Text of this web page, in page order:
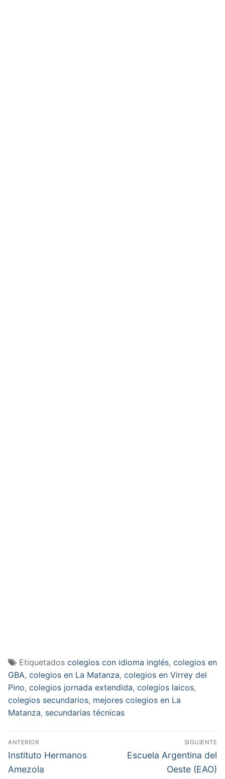
Etiquetados colegios con idioma inglés, colegios en
GBA, colegios en La Matanza, colegios en Virrey del
Pino, colegios jornada extendida, colegios laicos,
colegios secundarios, mejores colegios en La
Matanza, secundarias técnicas
Navegación
de
entradas
ANTERIOR
Entrada
anterior:
Instituto Hermanos
Amezola
SIGUIENTE
Entrada
Escuela Argentina del
Oeste (EAO)